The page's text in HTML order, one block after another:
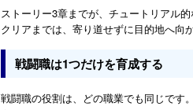
ストーリー3章までが、チュートリアル
クリアまでは、寄り道せずに目的地へ向
戦闘職は1つだけを育成する
戦闘職の役割は、どの職業でも同じです